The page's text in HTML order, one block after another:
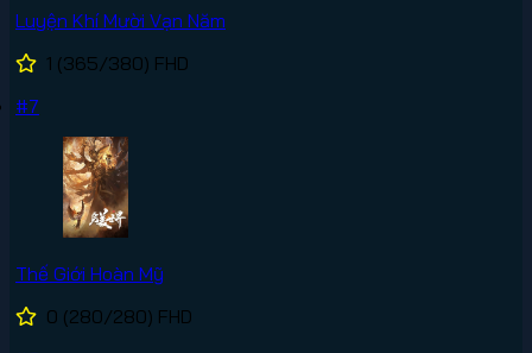
Luyện Khí Mười Vạn Năm
1 (365/380) FHD
#7
Thế Giới Hoàn Mỹ
0 (280/280) FHD